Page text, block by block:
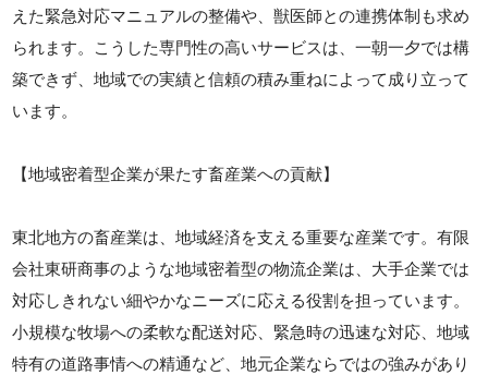
えた緊急対応マニュアルの整備や、獣医師との連携体制も求め
られます。こうした専門性の高いサービスは、一朝一夕では構
築できず、地域での実績と信頼の積み重ねによって成り立って
います。
【地域密着型企業が果たす畜産業への貢献】
東北地方の畜産業は、地域経済を支える重要な産業です。有限
会社東研商事のような地域密着型の物流企業は、大手企業では
対応しきれない細やかなニーズに応える役割を担っています。
小規模な牧場への柔軟な配送対応、緊急時の迅速な対応、地域
特有の道路事情への精通など、地元企業ならではの強みがあり